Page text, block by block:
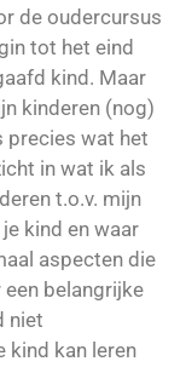
de oudercursus
tot het eind
kind. Maar
kinderen (nog)
precies wat het
in wat ik als
t.o.v. mijn
kind en waar
aspecten die
belangrijke
niet
kind kan leren